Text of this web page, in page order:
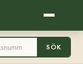
SÖK